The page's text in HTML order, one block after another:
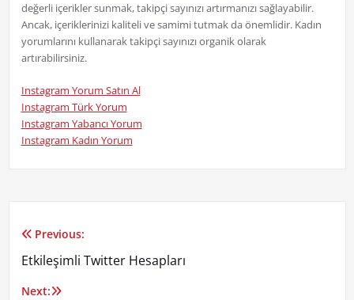
değerli içerikler sunmak, takipçi sayınızı artırmanızı sağlayabilir.
Ancak, içeriklerinizi kaliteli ve samimi tutmak da önemlidir. Kadın
yorumlarını kullanarak takipçi sayınızı organik olarak
artırabilirsiniz.
Instagram Yorum Satın Al
Instagram Türk Yorum
Instagram Yabancı Yorum
Instagram Kadın Yorum
Yazı
gezinmesi
Previous:
Etkileşimli Twitter Hesapları
Next: